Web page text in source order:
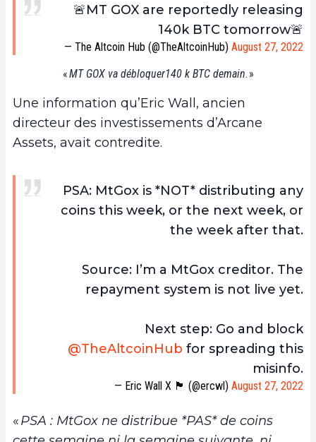
🚨MT GOX are reportedly releasing
140k BTC tomorrow🚨
— The Altcoin Hub (@TheAltcoinHub) August 27, 2022
«MT GOX va débloquer140 k BTC demain. »
Une information qu’Eric Wall, ancien
directeur des investissements d’Arcane
Assets, avait contredite.
PSA: MtGox is *NOT* distributing any
coins this week, or the next week, or
the week after that.
Source: I’m a MtGox creditor. The
repayment system is not live yet.
Next step: Go and block
@TheAltcoinHub for spreading this
misinfo.
— Eric Wall X 🏴 (@ercwl) August 27, 2022
«PSA : MtGox ne distribue *PAS* de coins